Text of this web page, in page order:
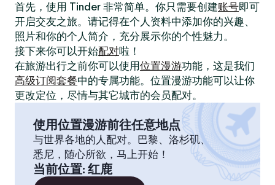
首先，使用 Tinder 非常简单。你只需要创建账号即可
开启交友之旅。请记得在个人资料中添加你的兴趣、
照片和你的个人简介，充分展示你的个性魅力。
接下来你可以开始配对啦！
在旅游出行之前你可以使用位置漫游功能，这是我们
高级订阅套餐中的专属功能。位置漫游功能可以让你
更改定位，尽情与其它城市的会员配对。
使用位置漫游前往任意地点
与世界各地的人配对。巴黎、洛杉矶、
悉尼，随心所欲，马上开始！
当前位置: 红鹿